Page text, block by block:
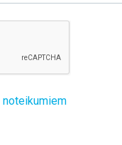
noteikumiem